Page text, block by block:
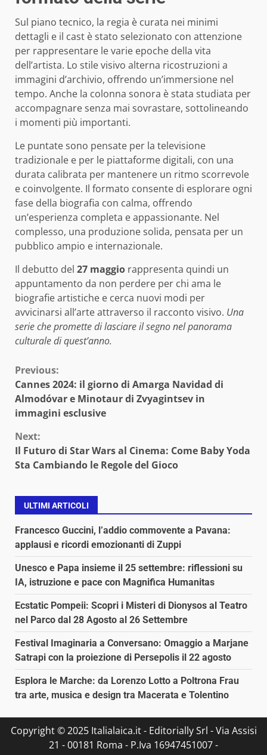
Sul piano tecnico, la regia è curata nei minimi
dettagli e il cast è stato selezionato con attenzione
per rappresentare le varie epoche della vita
dell’artista. Lo stile visivo alterna ricostruzioni a
immagini d’archivio, offrendo un’immersione nel
tempo. Anche la colonna sonora è stata studiata per
accompagnare senza mai sovrastare, sottolineando
i momenti più importanti.
Le puntate sono pensate per la televisione
tradizionale e per le piattaforme digitali, con una
durata calibrata per mantenere un ritmo scorrevole
e coinvolgente. Il formato consente di esplorare ogni
fase della biografia con calma, offrendo
un’esperienza completa e appassionante. Nel
complesso, una produzione solida, pensata per un
pubblico ampio e internazionale.
Il debutto del 27 maggio rappresenta quindi un
appuntamento da non perdere per chi ama le
biografie artistiche e cerca nuovi modi per
avvicinarsi all’arte attraverso il racconto visivo. Una
serie che promette di lasciare il segno nel panorama
culturale di quest’anno.
Continue
Reading
Previous:
Cannes 2024: il giorno di Amarga Navidad di
Almodóvar e Minotaur di Zvyagintsev in
immagini esclusive
Next:
Il Futuro di Star Wars al Cinema: Come Baby Yoda
Sta Cambiando le Regole del Gioco
ULTIMI ARTICOLI
Francesco Guccini, l’addio commovente a Pavana:
applausi e ricordi emozionanti di Zuppi
Unesco e Papa insieme il 25 settembre: riflessioni su
IA, istruzione e pace con Magnifica Humanitas
Ecstatic Pompeii: Scopri i Misteri di Dionysos al Teatro
nel Parco dal 28 Agosto al 26 Settembre
Festival Imaginaria a Conversano: Omaggio a Marjane
Satrapi con la proiezione di Persepolis il 22 agosto
Esplora le Marche: da Lorenzo Lotto a Poltrona Frau
tra arte, musica e design tra Macerata e Tolentino
Copyright © 2025 Italialaica.it - Editorially Srl - Via Assisi
21 - 00181 Roma - P.Iva 16947451007 -